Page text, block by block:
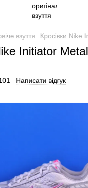
взуття Кросівки Nike
Initiator
Написати відгук